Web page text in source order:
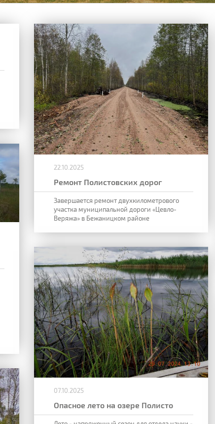
22.10.2025
Ремонт Полистовских дорог
Завершается ремонт двухкилометрового
участка муниципальной дороги «Цевло-
Веряжа» в Бежаницком районе
07.10.2025
Опасное лето на озере Полисто